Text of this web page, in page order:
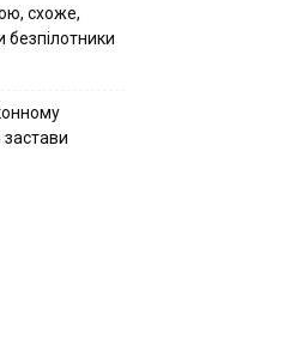
схоже,
безпілотники
застави